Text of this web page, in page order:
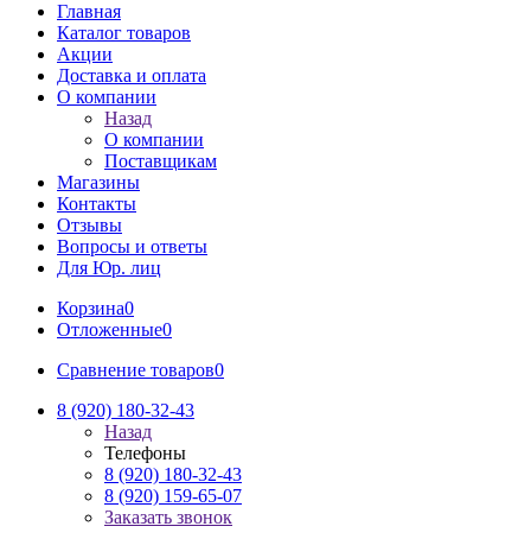
Главная
Каталог товаров
Акции
Доставка и оплата
О компании
Назад
О компании
Поставщикам
Магазины
Контакты
Отзывы
Вопросы и ответы
Для Юр. лиц
Корзина0
Отложенные0
Сравнение товаров0
8 (920) 180-32-43
Назад
Телефоны
8 (920) 180-32-43
8 (920) 159-65-07
Заказать звонок